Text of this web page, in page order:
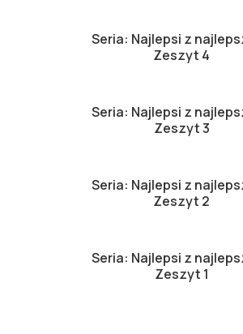
Seria: Najlepsi z
Zeszyt 4
Seria: Najlepsi z
Zeszyt 3
Seria: Najlepsi z
Zeszyt 2
Seria: Najlepsi z
Zeszyt 1